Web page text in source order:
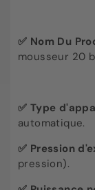
✅ Nom Du
mousseur 20
✅ Type
automatique.
✅ Pression
pression).